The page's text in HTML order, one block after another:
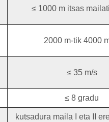
≤ 1000 m itsas
2000 m-tik 4000
≤ 35 m/s
≤ 8 gradu
kutsadura maila I eta II